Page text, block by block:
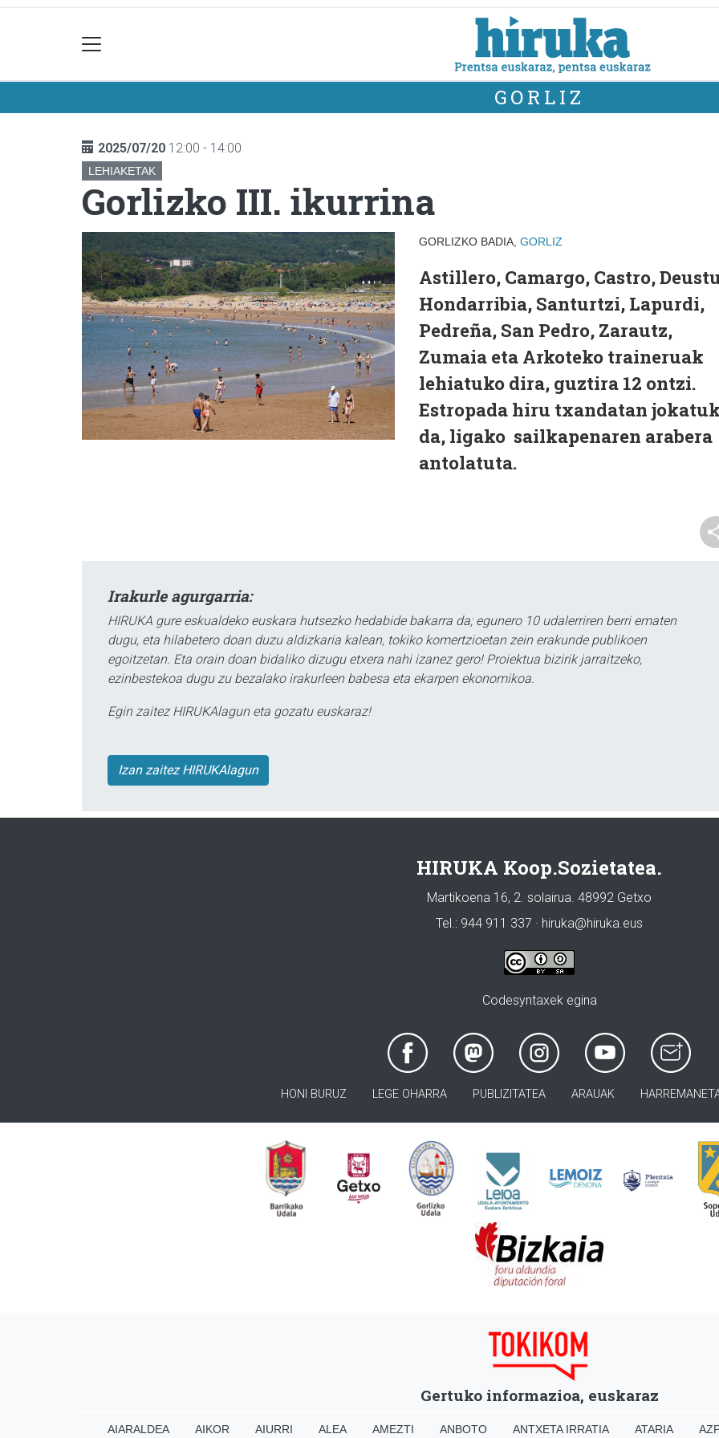
GORLIZ
2025/07/20 12:00 - 14:00
LEHIAKETAK
Gorlizko III. ikurrina
GORLIZKO BADIA, GORLIZ
Astillero, Camargo, Castro,
Hondarribia, Santurtzi, Lapurdi,
Pedreña, San Pedro, Zarautz,
Zumaia eta Arkoteko traineruak
lehiatuko dira, guztira 12 ontzi.
Estropada hiru txandatan
da, ligako sailkapenaren arabera
antolatuta.
Irakurle agurgarria:
HIRUKA gure eskualdeko euskara hutsezko hedabide bakarra da; egunero 10 udalerriren berri ematen
dugu, eta hilabetero doan duzu aldizkaria kalean, tokiko komertzioetan zein erakunde publikoen
egoitzetan. Eta orain doan bidaliko dizugu etxera nahi izanez gero! Proiektua bizirik jarraitzeko,
ezinbestekoa dugu zu bezalako irakurleen babesa eta ekarpen ekonomikoa.
Egin zaitez HIRUKAlagun eta gozatu euskaraz!
Izan zaitez HIRUKAlagun
HIRUKA Koop.Sozietatea.
Martikoena 16, 2. solairua. 48992 Getxo
Tel.: 944 911 337 · hiruka@hiruka.eus
Codesyntaxek egina
HONI BURUZ LEGE OHARRA PUBLIZITATEA ARAUAK
Gertuko informazioa, euskaraz
AIARALDEA AIKOR AIURRI ALEA AMEZTI ANBOTO ANTXETA IRRATIA ATARIA